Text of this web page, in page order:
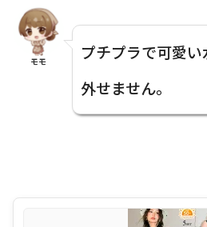
モモ
プチプラで可愛
外せません。